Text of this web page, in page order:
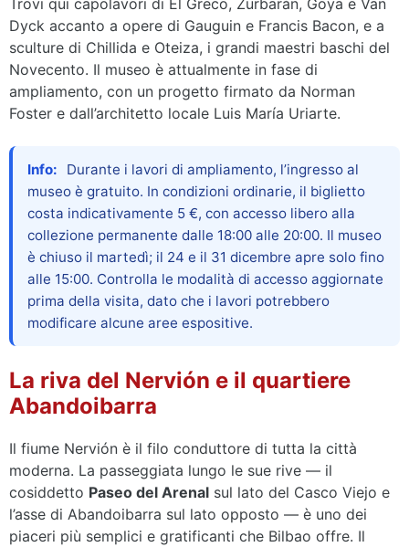
Trovi qui capolavori di El Greco, Zurbarán, Goya e Van
Dyck accanto a opere di Gauguin e Francis Bacon, e a
sculture di Chillida e Oteiza, i grandi maestri baschi del
Novecento. Il museo è attualmente in fase di
ampliamento, con un progetto firmato da Norman
Foster e dall’architetto locale Luis María Uriarte.
Info:
Durante i lavori di ampliamento, l’ingresso al
museo è gratuito. In condizioni ordinarie, il biglietto
costa indicativamente 5 €, con accesso libero alla
collezione permanente dalle 18:00 alle 20:00. Il museo
è chiuso il martedì; il 24 e il 31 dicembre apre solo fino
alle 15:00. Controlla le modalità di accesso aggiornate
prima della visita, dato che i lavori potrebbero
modificare alcune aree espositive.
La riva del Nervión e il quartiere
Abandoibarra
Il fiume Nervión è il filo conduttore di tutta la città
moderna. La passeggiata lungo le sue rive — il
cosiddetto Paseo del Arenal sul lato del Casco Viejo e
l’asse di Abandoibarra sul lato opposto — è uno dei
piaceri più semplici e gratificanti che Bilbao offre. Il